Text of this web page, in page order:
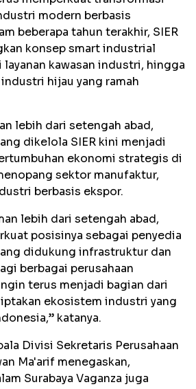
modern berbasis
beberapa tahun terakhir, SIER
konsep smart industrial
kawasan industri, hingga
hijau yang ramah
lebih dari setengah abad,
dikelola SIER kini menjadi
ekonomi strategis di
sektor manufaktur,
berbasis ekspor.
lebih dari setengah abad,
posisinya sebagai penyedia
didukung infrastruktur dan
berbagai perusahaan
terus menjadi bagian dari
ekosistem industri yang
katanya.
Divisi Sekretaris Perusahaan
Ma'arif menegaskan,
Surabaya Vaganza juga